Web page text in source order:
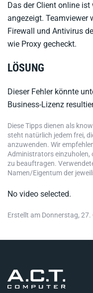
Das der Client online
angezeigt. Teamviewer
Firewall und Antivirus
wie Proxy gecheckt.
LÖSUNG
Dieser Fehler könnte
Business-Lizenz
Diese Tipps dienen als
steht natürlich jedem frei,
anzuwenden. Wir
Administrators einzuholen,
zu beauftragen.
Namen/Eigentum der
No video selected.
Erstellt am Donnerstag,